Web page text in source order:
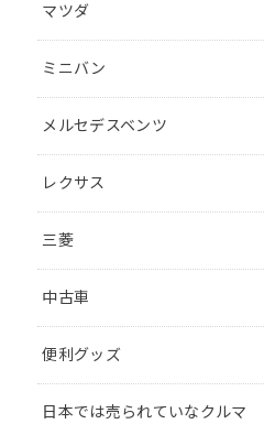
マツダ
ミニバン
メルセデスベンツ
レクサス
三菱
中古車
便利グッズ
日本では売られていなクルマ